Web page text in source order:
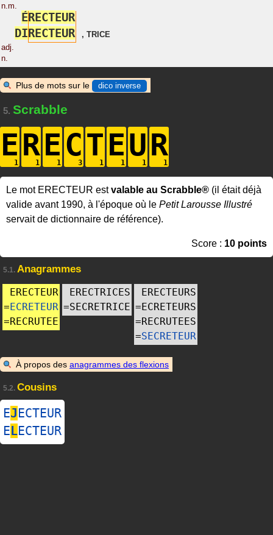
n.m.
ÉRECTEUR
DIRECTEUR , TRICE
adj.
n.
Plus de mots sur le dico inverse
5. Scrabble
ERECTEUR
Le mot ERECTEUR estvalable au Scrabble® (il était déjà
valide avant 1990, à l'époque où le Petit Larousse Illustré
servait de dictionnaire de référence).
Score : 10 points
5.1. Anagrammes
ERECTEUR
=ECRETEUR
=RECRUTEE
ERECTRICES
=SECRETRICE
ERECTEURS
=ECRETEURS
=RECRUTEES
=SECRETEUR
À propos des anagrammes des flexions
5.2. Cousins
EJECTEUR
ELECTEUR